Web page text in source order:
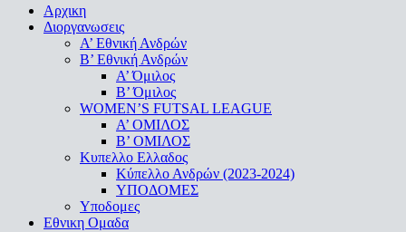
Close
Menu
Αρχικη
Διοργανωσεις
Α’ Εθνική Ανδρών
Β’ Εθνική Ανδρών
A’ Όμιλος
Β’ Όμιλος
WOMEN’S FUTSAL LEAGUE
A’ ΟΜΙΛΟΣ
Β’ ΟΜΙΛΟΣ
Κυπελλο Ελλαδος
Κύπελλο Ανδρών (2023-2024)
ΥΠΟΔΟΜΕΣ
Υποδομες
Εθνικη Ομαδα